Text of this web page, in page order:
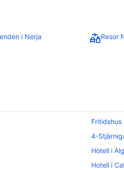
i Nerja Resor
Fritidshus
4-
Hotell i
Hotell i